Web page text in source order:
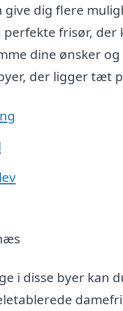
give dig flere
frisør, der
dine ønsker
der ligger tæt
i disse byer kan